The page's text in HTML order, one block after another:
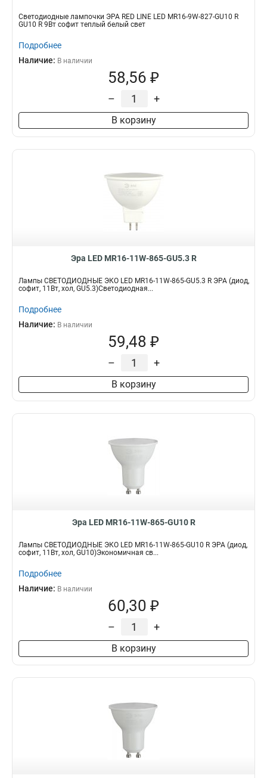
Светодиодные лампочки ЭРА RED LINE LED MR16-9W-827-GU10 R
GU10 R 9Вт софит теплый белый свет
Подробнее
Наличие: В наличии
58,56 ₽
– +
В корзину
Эра LED MR16-11W-865-GU5.3 R
Лампы СВЕТОДИОДНЫЕ ЭКО LED MR16-11W-865-GU5.3 R ЭРА (диод,
софит, 11Вт, хол, GU5.3)Светодиодная...
Подробнее
Наличие: В наличии
59,48 ₽
– +
В корзину
Эра LED MR16-11W-865-GU10 R
Лампы СВЕТОДИОДНЫЕ ЭКО LED MR16-11W-865-GU10 R ЭРА (диод,
софит, 11Вт, хол, GU10)Экономичная св...
Подробнее
Наличие: В наличии
60,30 ₽
– +
В корзину